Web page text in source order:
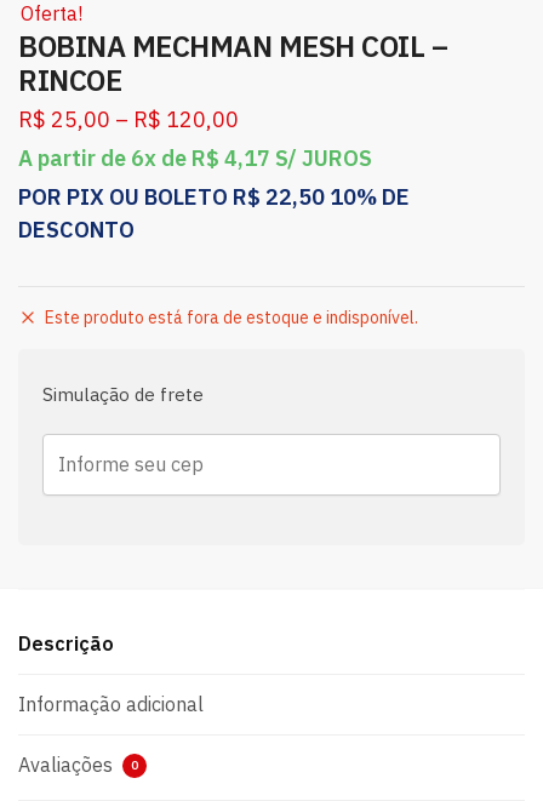
Oferta!
BOBINA MECHMAN MESH COIL –
RINCOE
R$ 25,00 – R$ 120,00
A partir de 6x de R$ 4,17 S/ JUROS
POR PIX OU BOLETO R$ 22,50 10% DE
DESCONTO
Este produto está fora de estoque e indisponível.
Simulação de frete
Descrição
Informação adicional
Avaliações 0